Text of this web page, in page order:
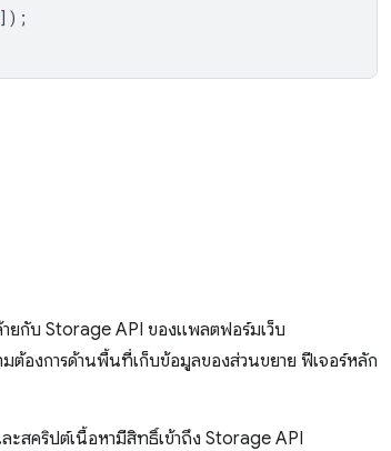
]);
ยกับ Storage API ของแพลตฟอร์มเว็บ
ต้องการด้านพื้นที่เก็บข้อมูลของส่วนขยาย ฟีเจอร์หลัก
สคริปต์เนื้อหามีสิทธิ์เข้าถึง Storage API